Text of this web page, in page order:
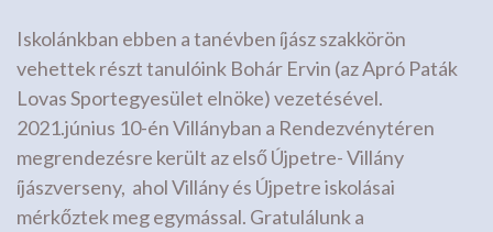
Iskolánkban ebben a tanévben íjász szakkörön
vehettek részt tanulóink Bohár Ervin (az Apró Paták
Lovas Sportegyesület elnöke) vezetésével.
2021.június 10-én Villányban a Rendezvénytéren
megrendezésre került az első Újpetre- Villány
íjászverseny, ahol Villány és Újpetre iskolásai
mérkőztek meg egymással. Gratulálunk a